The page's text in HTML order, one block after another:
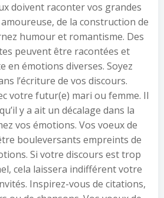
doivent raconter vos grandes
de la construction de
humour et romantisme. Des
peuvent être racontées et
en émotions diverses. Soyez
l’écriture de vos discours.
votre futur(e) mari ou femme. Il
y a ait un décalage dans la
vos émotions. Vos voeux de
bouleversants empreints de
Si votre discours est trop
cela laissera indifférent votre
Inspirez-vous de citations,